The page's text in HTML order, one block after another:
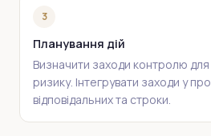
3
Планування дій
Визначити заходи контролю
ризику. Інтегрувати заходи у
відповідальних та строки.